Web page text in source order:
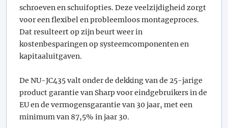
schroeven en schuifopties. Deze veelzijdigheid zorgt
voor een flexibel en probleemloos montageproces.
Dat resulteert op zijn beurt weer in
kostenbesparingen op systeemcomponenten en
kapitaaluitgaven.
De NU-JC435 valt onder de dekking van de 25-jarige
product garantie van Sharp voor eindgebruikers in de
EU en de vermogensgarantie van 30 jaar, met een
minimum van 87,5% in jaar 30.